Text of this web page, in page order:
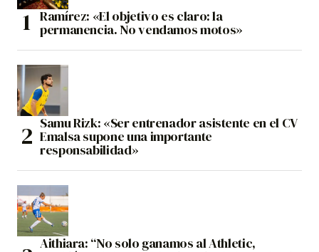
Ramírez: «El objetivo es claro: la
permanencia. No vendamos motos»
Samu Rizk: «Ser entrenador asistente en el CV
Emalsa supone una importante
responsabilidad»
Aithiara: “No solo ganamos al Athletic,